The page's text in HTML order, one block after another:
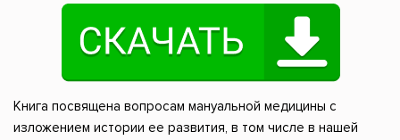
Книга посвящена вопросам мануальной медицины с
изложением истории ее развития, в том числе в нашей